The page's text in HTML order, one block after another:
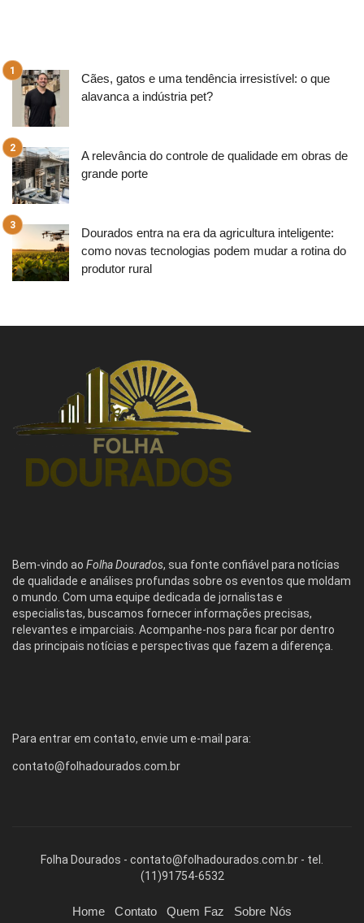
Cães, gatos e uma tendência irresistível: o que
alavanca a indústria pet?
A relevância do controle de qualidade em obras de
grande porte
Dourados entra na era da agricultura inteligente:
como novas tecnologias podem mudar a rotina do
produtor rural
Bem-vindo ao Folha Dourados, sua fonte confiável para notícias
de qualidade e análises profundas sobre os eventos que moldam
o mundo. Com uma equipe dedicada de jornalistas e
especialistas, buscamos fornecer informações precisas,
relevantes e imparciais. Acompanhe-nos para ficar por dentro
das principais notícias e perspectivas que fazem a diferença.
Para entrar em contato, envie um e-mail para:
contato@folhadourados.com.br
Folha Dourados - contato@folhadourados.com.br - tel.
(11)91754-6532
Home Contato Quem Faz Sobre Nós